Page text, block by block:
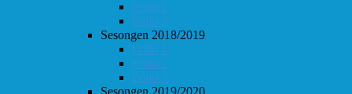
Follo 2
Follo 3
Sesongen 2018/2019
Follo 1
Follo 2
Follo 3
Sesongen 2019/2020